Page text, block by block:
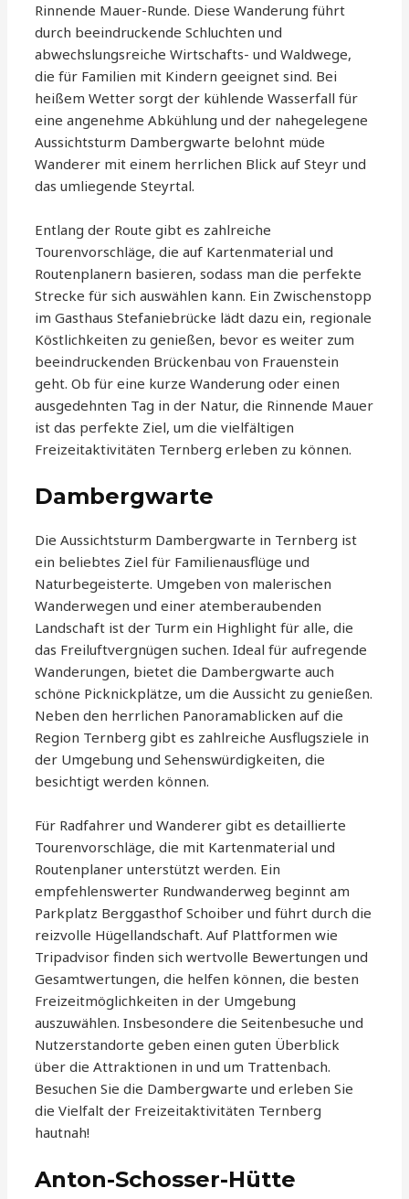
Rinnende Mauer-Runde. Diese Wanderung führt
durch beeindruckende Schluchten und
abwechslungsreiche Wirtschafts- und Waldwege,
die für Familien mit Kindern geeignet sind. Bei
heißem Wetter sorgt der kühlende Wasserfall für
eine angenehme Abkühlung und der nahegelegene
Aussichtsturm Dambergwarte belohnt müde
Wanderer mit einem herrlichen Blick auf Steyr und
das umliegende Steyrtal.
Entlang der Route gibt es zahlreiche
Tourenvorschläge, die auf Kartenmaterial und
Routenplanern basieren, sodass man die perfekte
Strecke für sich auswählen kann. Ein Zwischenstopp
im Gasthaus Stefaniebrücke lädt dazu ein, regionale
Köstlichkeiten zu genießen, bevor es weiter zum
beeindruckenden Brückenbau von Frauenstein
geht. Ob für eine kurze Wanderung oder einen
ausgedehnten Tag in der Natur, die Rinnende Mauer
ist das perfekte Ziel, um die vielfältigen
Freizeitaktivitäten Ternberg erleben zu können.
Dambergwarte
Die Aussichtsturm Dambergwarte in Ternberg ist
ein beliebtes Ziel für Familienausflüge und
Naturbegeisterte. Umgeben von malerischen
Wanderwegen und einer atemberaubenden
Landschaft ist der Turm ein Highlight für alle, die
das Freiluftvergnügen suchen. Ideal für aufregende
Wanderungen, bietet die Dambergwarte auch
schöne Picknickplätze, um die Aussicht zu genießen.
Neben den herrlichen Panoramablicken auf die
Region Ternberg gibt es zahlreiche Ausflugsziele in
der Umgebung und Sehenswürdigkeiten, die
besichtigt werden können.
Für Radfahrer und Wanderer gibt es detaillierte
Tourenvorschläge, die mit Kartenmaterial und
Routenplaner unterstützt werden. Ein
empfehlenswerter Rundwanderweg beginnt am
Parkplatz Berggasthof Schoiber und führt durch die
reizvolle Hügellandschaft. Auf Plattformen wie
Tripadvisor finden sich wertvolle Bewertungen und
Gesamtwertungen, die helfen können, die besten
Freizeitmöglichkeiten in der Umgebung
auszuwählen. Insbesondere die Seitenbesuche und
Nutzerstandorte geben einen guten Überblick
über die Attraktionen in und um Trattenbach.
Besuchen Sie die Dambergwarte und erleben Sie
die Vielfalt der Freizeitaktivitäten Ternberg
hautnah!
Anton-Schosser-Hütte